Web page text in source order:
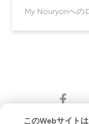
My Nouryonへの
このWebサイト